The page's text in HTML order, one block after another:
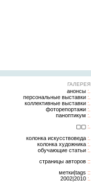
ГАЛЕРЕЯ
анонсы
персональные выставки
коллективные выставки
фоторепортажи
паноптикум
▢▢
колонка искусствоведа
колонка художника
обучающие статьи
страницы авторов
метки|tags
2002|2010